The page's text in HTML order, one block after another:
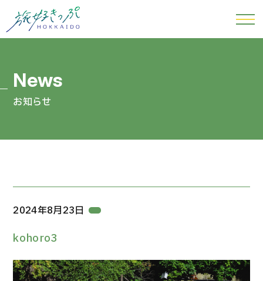
お知らせ
2024年8月23日
kohoro3